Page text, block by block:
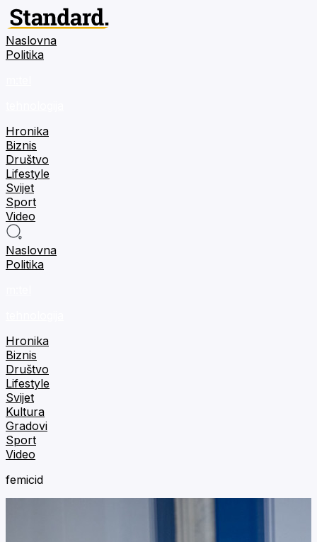
Naslovna
Politika
Hronika
Biznis
Društvo
Lifestyle
Svijet
Sport
Video
Naslovna
Politika
Hronika
Biznis
Društvo
Lifestyle
Svijet
Kultura
Gradovi
Sport
Video
femicid